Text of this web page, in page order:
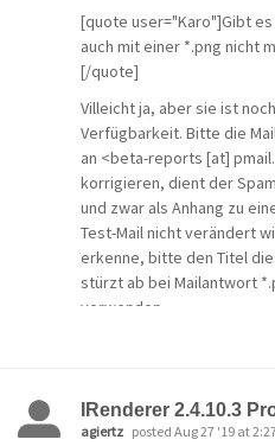
[quote user="Karo"]Gibt
auch mit einer *.png nicht
[/quote]
Villeicht ja, aber sie ist
Verfügbarkeit. Bitte die
an <beta-reports [at]
korrigieren, dient der
und zwar als Anhang zu
Test-Mail nicht verändert
erkenne, bitte den Titel
stürzt ab bei Mailantwort
verwenden.
IRenderer 2.4.10.3
agiertz posted Aug 27 '19 at